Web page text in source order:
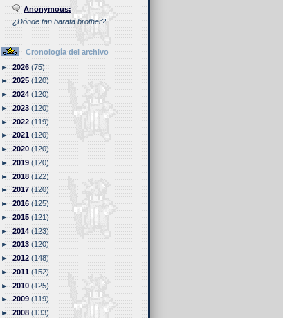
Anonymous:
¿Dónde tan barata brother?
Cronología del archivo
►2026(75)
►2025(120)
►2024(120)
►2023(120)
►2022(119)
►2021(120)
►2020(120)
►2019(120)
►2018(122)
►2017(120)
►2016(125)
►2015(121)
►2014(123)
►2013(120)
►2012(148)
►2011(152)
►2010(125)
►2009(119)
►2008(133)